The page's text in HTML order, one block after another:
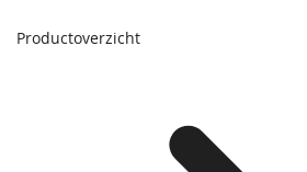
Productoverzicht